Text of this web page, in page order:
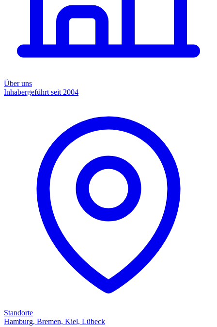
Über uns
Inhabergeführt seit 2004
Standorte
Hamburg, Bremen, Kiel, Lübeck